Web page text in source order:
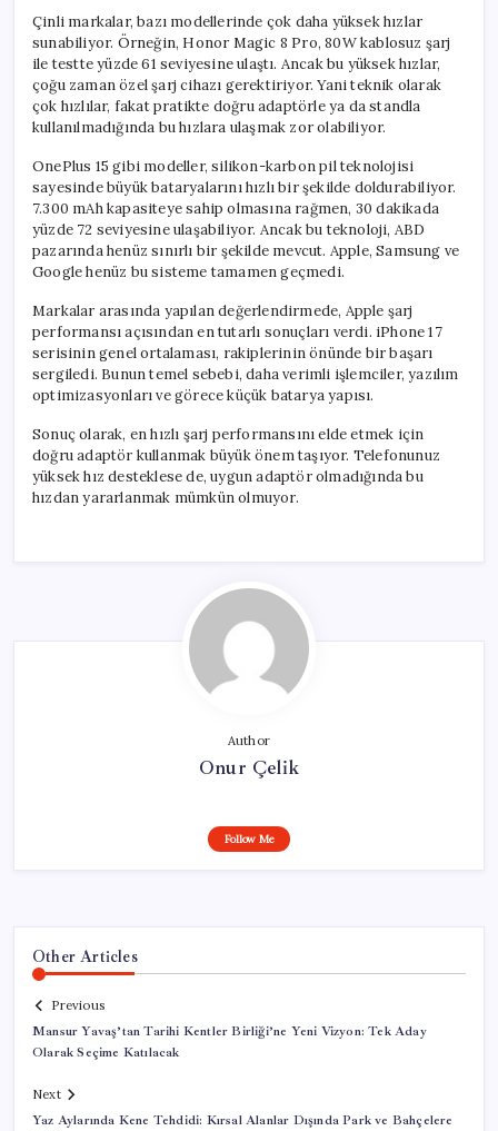
Çinli markalar, bazı modellerinde çok daha yüksek hızlar
sunabiliyor. Örneğin, Honor Magic 8 Pro, 80W kablosuz şarj
ile testte yüzde 61 seviyesine ulaştı. Ancak bu yüksek hızlar,
çoğu zaman özel şarj cihazı gerektiriyor. Yani teknik olarak
çok hızlılar, fakat pratikte doğru adaptörle ya da standla
kullanılmadığında bu hızlara ulaşmak zor olabiliyor.
OnePlus 15 gibi modeller, silikon-karbon pil teknolojisi
sayesinde büyük bataryalarını hızlı bir şekilde doldurabiliyor.
7.300 mAh kapasiteye sahip olmasına rağmen, 30 dakikada
yüzde 72 seviyesine ulaşabiliyor. Ancak bu teknoloji, ABD
pazarında henüz sınırlı bir şekilde mevcut. Apple, Samsung ve
Google henüz bu sisteme tamamen geçmedi.
Markalar arasında yapılan değerlendirmede, Apple şarj
performansı açısından en tutarlı sonuçları verdi. iPhone 17
serisinin genel ortalaması, rakiplerinin önünde bir başarı
sergiledi. Bunun temel sebebi, daha verimli işlemciler, yazılım
optimizasyonları ve görece küçük batarya yapısı.
Sonuç olarak, en hızlı şarj performansını elde etmek için
doğru adaptör kullanmak büyük önem taşıyor. Telefonunuz
yüksek hız desteklese de, uygun adaptör olmadığında bu
hızdan yararlanmak mümkün olmuyor.
Author
Onur Çelik
Follow Me
Other Articles
Previous
Mansur Yavaş’tan Tarihi Kentler Birliği’ne Yeni Vizyon: Tek Aday
Olarak Seçime Katılacak
Next
Yaz Aylarında Kene Tehdidi: Kırsal Alanlar Dışında Park ve Bahçelere